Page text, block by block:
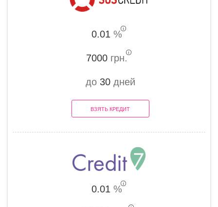
0.01 %
7000грн.
до 30дней
ВЗЯТЬ КРЕДИТ
0.01 %